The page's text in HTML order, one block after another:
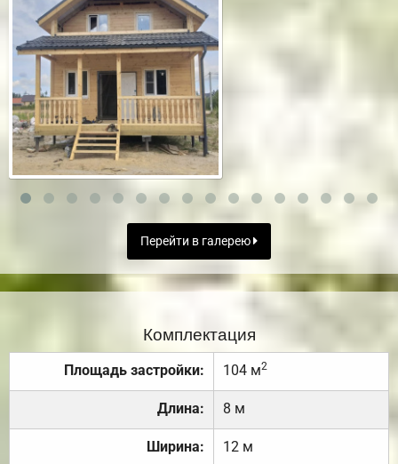
Перейти в галерею
Комплектация
Площадь застройки: 104 м2
Длина: 8 м
Ширина: 12 м